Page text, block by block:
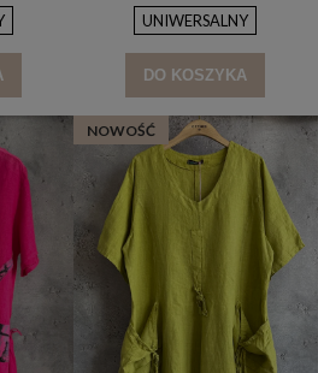
UNIWERSALNY
DO KOSZYKA
NOWOŚĆ